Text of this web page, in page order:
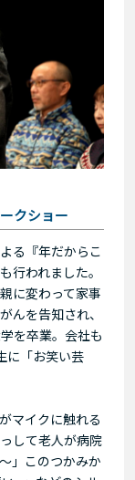
クショー
る『年だからこ
行われました。
に変わって家事
んを告知され、
を卒業。会社も
に「お笑い芸
マイクに触れる
して老人が病院
」このつかみか